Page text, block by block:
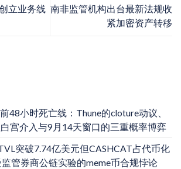
48小时死亡线：Thune的cloture动议、
宫介入与9月14天窗口的三重概率博弈
突破7.74亿美元但CASHCAT占代币化
管券商公链实验的meme币合规悖论
立业务线 南非监管机构出台最新法规收
紧加密资产转移